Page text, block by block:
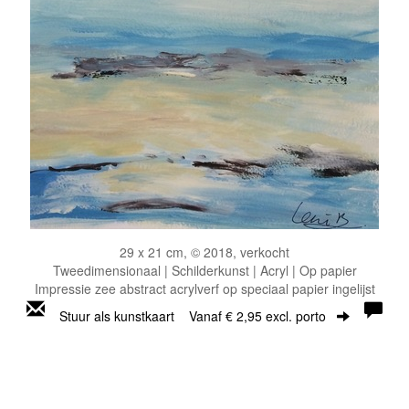
29 x 21 cm, © 2018, verkocht
Tweedimensionaal | Schilderkunst | Acryl | Op papier
Impressie zee abstract acrylverf op speciaal papier ingelijst
Stuur als kunstkaart Vanaf € 2,95 excl. porto